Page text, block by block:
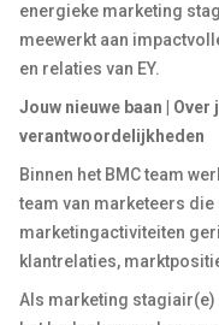
energieke marketing
meewerkt aan
en relaties van EY.
Jouw nieuwe baan |
verantwoordelijkheden
Binnen het BMC team
team van marketeers
marketingactiviteiten
klantrelaties,
Als marketing stagiair(e)